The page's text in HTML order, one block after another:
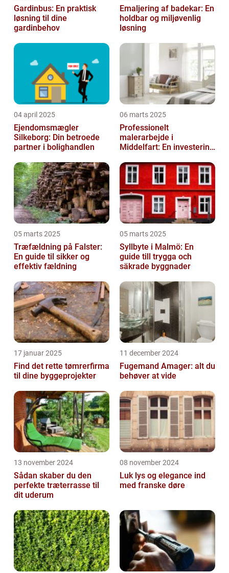
Gardinbus: En praktisk
løsning til dine
gardinbehov
Emaljering af badekar: En
holdbar og miljøvenlig
løsning
04 april 2025
Ejendomsmægler
Silkeborg: Din betroede
partner i bolighandlen
06 marts 2025
Professionelt
malerarbejde i
Middelfart: En investering
05 marts 2025
Træfældning på Falster:
En guide til sikker og
effektiv fældning
05 marts 2025
Syllbyte i Malmö: En
guide till trygga och
säkrade byggnader
17 januar 2025
Find det rette tømrerfirma
til dine byggeprojekter
11 december 2024
Fugemand Amager: alt du
behøver at vide
13 november 2024
Sådan skaber du den
perfekte træterrasse til
dit uderum
08 november 2024
Luk lys og elegance ind
med franske døre